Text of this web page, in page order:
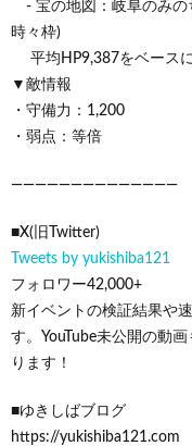
- 宝の地図：岐阜のみの
時々枠)
平均HP9,387をベース
▼敵情報
・守備力：1,200
・弱点：等倍
——————————————
■X(旧Twitter)
Tweets by yukishiba121
フォロワー42,000+
新イベントの検証結果や
す。YouTube未公開の動
ります！
■ゆきしばブログ
https://yukishiba121.com